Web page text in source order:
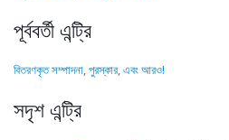
পূর্ববর্তী এন্ট্রি
বিতরণকৃত সম্পাদনা, পুরস্কার, এবং আরও!
সদৃশ এন্ট্রি